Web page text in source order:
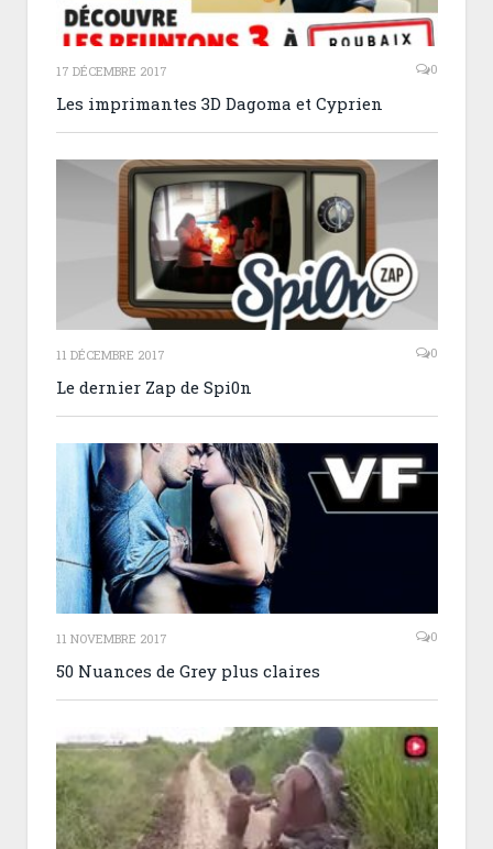
17 DÉCEMBRE 2017 0
Les imprimantes 3D Dagoma et Cyprien
11 DÉCEMBRE 2017 0
Le dernier Zap de Spi0n
11 NOVEMBRE 2017 0
50 Nuances de Grey plus claires